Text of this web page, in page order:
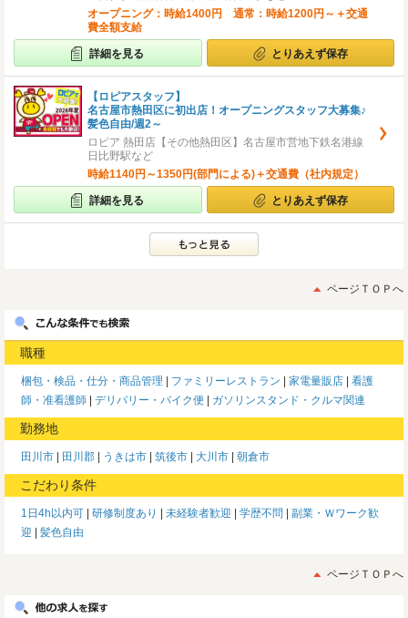
オープニング：時給1400円 通常：時給1200円～＋交通
費全額支給
詳細を見る とりあえず保存
【ロピアスタッフ】
名古屋市熱田区に初出店！オープニングスタッフ大募集♪
髪色自由/週2～
ロピア 熱田店【その他熱田区】名古屋市営地下鉄名港線
日比野駅など
時給1140円～1350円(部門による)＋交通費（社内規定）
詳細を見る とりあえず保存
ページＴＯＰへ
職種
梱包・検品・仕分・商品管理 ファミリーレストラン 家電量販店
看護
師・准看護師
デリバリー・バイク便 ガソリンスタンド・クルマ関連
勤務地
田川市 田川郡 うきは市 筑後市 大川市 朝倉市
こだわり条件
1日4h以内可 研修制度あり 未経験者歓迎 学歴不問
副業・Ｗワーク歓
迎
髪色自由
ページＴＯＰへ